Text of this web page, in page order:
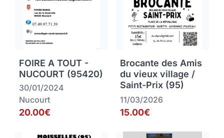
FOIRE A TOUT -
NUCOURT (95420)
30/01/2024
Nucourt
20.00€
Brocante des Amis
du vieux village /
Saint-Prix (95)
11/03/2026
15.00€